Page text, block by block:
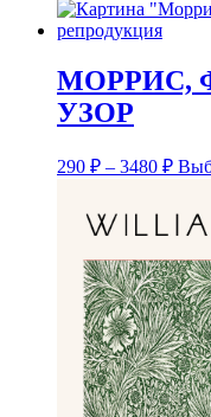
МОРРИС,
УЗОР
290 ₽ – 3480 ₽